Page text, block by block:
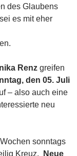
des Glaubens
es mit eher
Renz greifen
den 05. Juli
– also auch eine
neu
sonntags
Kreuz.
Neue